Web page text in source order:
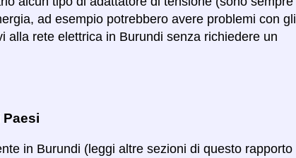
ad esempio potrebbero avere problemi con gli
rete elettrica in Burundi senza richiedere un
in Burundi (leggi altre sezioni di questo rapporto